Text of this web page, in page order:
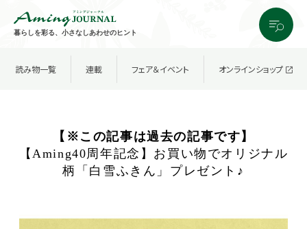
暮らしを彩る、小さなしあわせのヒント
読み物一覧 連載 フェア＆イベント オンラインショップ
【※この記事は過去の記事です】
【Aming40周年記念】お買い物でオリジナル
柄「白雪ふきん」プレゼント♪